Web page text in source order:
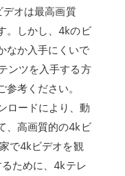
オは最高画質
。しかし、4kのビ
なか入手にくいで
ンツを入手する方
考ください。
ロードにより、動
、高画質的の4kビ
で4kビデオを観
ために、4kテレ